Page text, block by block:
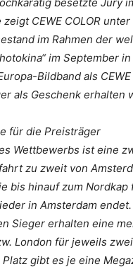
CEWE COLOR
im Rahmen der
im September
Bildband als CEWE
als Geschenk erhalten
für die Preisträger
Wettbewerbs ist eine
zu zweit von
bis hinauf zum Nordkap
in Amsterdam
Sieger erhalten eine
London für jeweils
Platz gibt es je eine